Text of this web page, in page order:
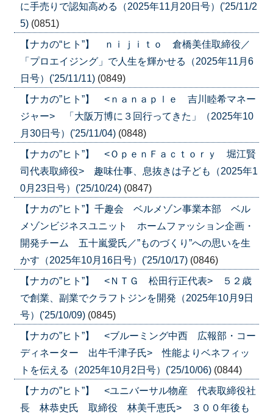
に手売りで認知高める（2025年11月20日号）('25/11/2
5) (0851)
【ナカの“ヒト”】 ｎｉｊｉｔｏ 倉橋美佳取締役／
「プロエイジング」で人生を輝かせる（2025年11月6
日号）('25/11/11) (0849)
【ナカの”ヒト”】 <ｎａｎａｐｌｅ 吉川睦希マネー
ジャー> 「大阪万博に３回行ってきた」（2025年10
月30日号）('25/11/04) (0848)
【ナカの”ヒト”】 <ＯｐｅｎＦａｃｔｏｒｙ 堀江賢
司代表取締役> 趣味仕事、息抜きは子ども（2025年1
0月23日号）('25/10/24) (0847)
【ナカの”ヒト”】千趣会 ベルメゾン事業本部 ベル
メゾンビジネスユニット ホームファッション企画・
開発チーム 五十嵐愛氏／”ものづくり”への思いを生
かす（2025年10月16日号）('25/10/17) (0846)
【ナカの”ヒト”】 <ＮＴＧ 松田行正代表> ５２歳
で創業、副業でクラフトジンを開発（2025年10月9日
号）('25/10/09) (0845)
【ナカの”ヒト”】 <ブルーミング中西 広報部・コー
ディネーター 出牛千津子氏> 性能よりベネフィッ
トを伝える（2025年10月2日号）('25/10/06) (0844)
【ナカの”ヒト”】 <ユニバーサル物産 代表取締役社
長 林恭史氏 取締役 林美千恵氏> ３００年後も